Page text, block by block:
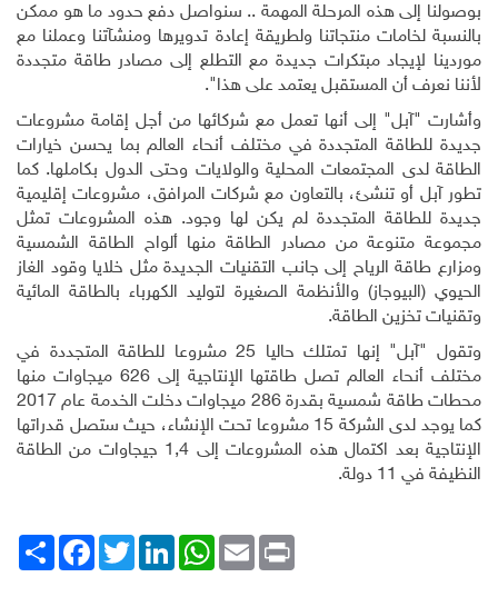
بوصولنا إلى هذه المرحلة المهمة .. سنواصل دفع حدود ما هو ممكن
بالنسبة لخامات منتجاتنا ولطريقة إعادة تدويرها ومنشآتنا وعملنا مع
موردينا لإيجاد مبتكرات جديدة مع التطلع إلى مصادر طاقة متجددة
لأننا نعرف أن المستقبل يعتمد على هذا".
وأشارت "آبل" إلى أنها تعمل مع شركائها من أجل إقامة مشروعات
جديدة للطاقة المتجددة في مختلف أنحاء العالم بما يحسن خيارات
الطاقة لدى المجتمعات المحلية والولايات وحتى الدول بكاملها. كما
تطور آبل أو تنشئ، بالتعاون مع شركات المرافق، مشروعات إقليمية
جديدة للطاقة المتجددة لم يكن لها وجود. هذه المشروعات تمثل
مجموعة متنوعة من مصادر الطاقة منها ألواح الطاقة الشمسية
ومزارع طاقة الرياح إلى جانب التقنيات الجديدة مثل خلايا وقود الغاز
الحيوي (البيوجاز) والأنظمة الصغيرة لتوليد الكهرباء بالطاقة المائية
وتقنيات تخزين الطاقة.
وتقول "آبل" إنها تمتلك حاليا 25 مشروعا للطاقة المتجددة في
مختلف أنحاء العالم تصل طاقتها الإنتاجية إلى 626 ميجاوات منها
محطات طاقة شمسية بقدرة 286 ميجاوات دخلت الخدمة عام 2017
كما يوجد لدى الشركة 15 مشروعا تحت الإنشاء، حيث ستصل قدراتها
الإنتاجية بعد اكتمال هذه المشروعات إلى 1,4 جيجاوات من الطاقة
النظيفة في 11 دولة
.
انشر
FacebookTwitterLinkedIn
WhatsAppEmail Print